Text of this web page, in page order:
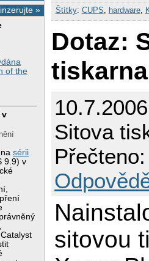
inzerujte »
of the
v
nasérii
9.9) v
Štítky: CUPS hardware,
Dotaz:
tiskarna
Sitova
sitovou